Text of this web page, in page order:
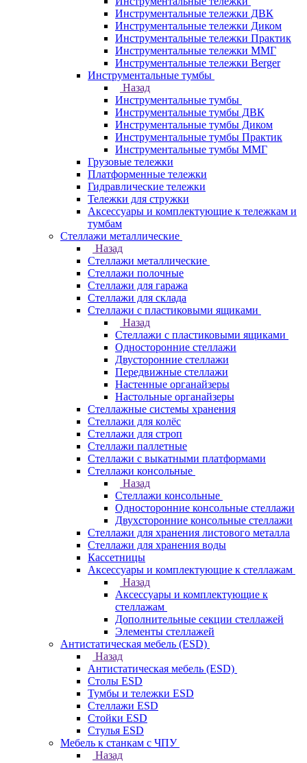
Инструментальные тележки ДВК
Инструментальные тележки Диком
Инструментальные тележки Практик
Инструментальные тележки ММГ
Инструментальные тележки Berger
Инструментальные тумбы
Назад
Инструментальные тумбы
Инструментальные тумбы ДВК
Инструментальные тумбы Диком
Инструментальные тумбы Практик
Инструментальные тумбы ММГ
Грузовые тележки
Платформенные тележки
Гидравлические тележки
Тележки для стружки
Аксесcуары и комплектующие к тележкам и
тумбам
Стеллажи металлические
Назад
Стеллажи металлические
Стеллажи полочные
Стеллажи для гаража
Стеллажи для склада
Стеллажи с пластиковыми ящиками
Назад
Стеллажи с пластиковыми ящиками
Односторонние стеллажи
Двусторонние стеллажи
Передвижные стеллажи
Настенные органайзеры
Настольные органайзеры
Стеллажные системы хранения
Стеллажи для колёс
Стеллажи для строп
Стеллажи паллетные
Стеллажи с выкатными платформами
Стеллажи консольные
Назад
Стеллажи консольные
Односторонние консольные стеллажи
Двухсторонние консольные стеллажи
Стеллажи для хранения листового металла
Стеллажи для хранения воды
Кассетницы
Аксесcуары и комплектующие к стеллажам
Назад
Аксесcуары и комплектующие к
стеллажам
Дополнительные секции стеллажей
Элементы стеллажей
Антистатическая мебель (ESD)
Назад
Антистатическая мебель (ESD)
Столы ESD
Тумбы и тележки ESD
Стеллажи ESD
Стойки ESD
Стулья ESD
Мебель к станкам с ЧПУ
Назад